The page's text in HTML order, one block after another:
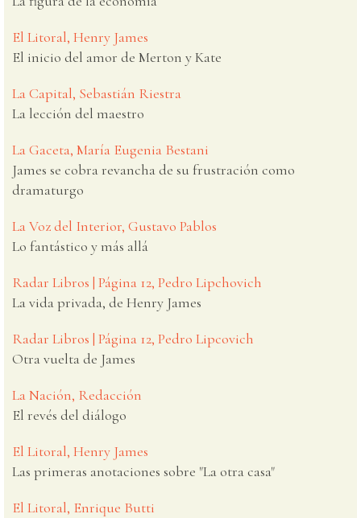
El Litoral, Henry James
El inicio del amor de Merton y Kate
La Capital, Sebastián Riestra
La lección del maestro
La Gaceta, María Eugenia Bestani
James se cobra revancha de su frustración como
dramaturgo
La Voz del Interior, Gustavo Pablos
Lo fantástico y más allá
Radar Libros | Página 12, Pedro Lipchovich
La vida privada, de Henry James
Radar Libros | Página 12, Pedro Lipcovich
Otra vuelta de James
La Nación, Redacción
El revés del diálogo
El Litoral, Henry James
Las primeras anotaciones sobre "La otra casa"
El Litoral, Enrique Butti